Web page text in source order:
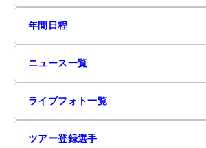
年間日程
ニュース一覧
ライブフォト一覧
ツアー登録選手